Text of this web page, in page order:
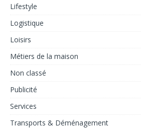
Lifestyle
Logistique
Loisirs
Métiers de la maison
Non classé
Publicité
Services
Transports & Déménagement